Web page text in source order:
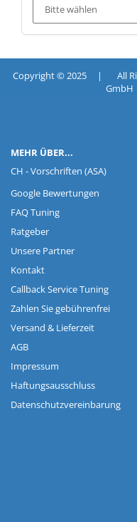
Copyright © 2025 | All
GmbH
MEHR ÜBER...
CH - Vorschriften (ASA)
Google Bewertungen
FAQ Tuning
Ratgeber
Unsere Partner
Kontakt
Callback Service Tuning
Zahlen Sie gebührenfrei
Versand & Lieferzeit
AGB
Impressum
Haftungsausschluss
Datenschutzvereinbarung